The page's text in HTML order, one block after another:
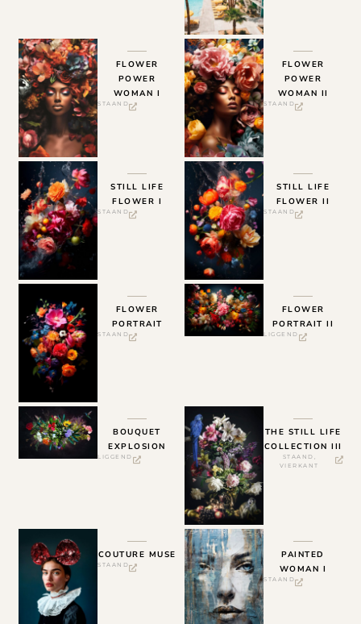
FLOWER
POWER
WOMAN I
STAAND
FLOWER
POWER
WOMAN II
STAAND
STILL LIFE
FLOWER I
STAAND
STILL LIFE
FLOWER II
STAAND
FLOWER
PORTRAIT
STAAND
FLOWER
PORTRAIT II
LIGGEND
BOUQUET
EXPLOSION
LIGGEND
THE STILL LIFE
COLLECTION III
STAAND ,
VIERKANT
COUTURE MUSE
STAAND
PAINTED
WOMAN I
STAAND